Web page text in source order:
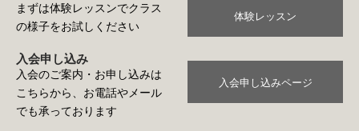
まずは体験レッスンでクラス
の様子をお試しください
体験レッスン
入会申し込み
入会のご案内・お申し込みは
こちらから、お電話やメール
でも承っております
入会申し込みページ